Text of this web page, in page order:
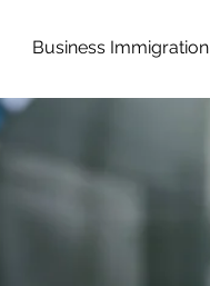
Business Immigration